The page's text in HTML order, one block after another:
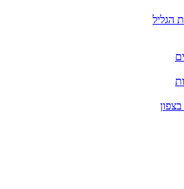
הגליל